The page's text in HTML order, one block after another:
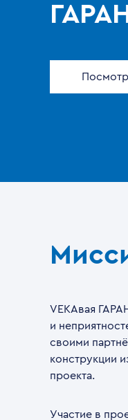
VEKAвая
и
своими
конструкции
проекта.
Участие в